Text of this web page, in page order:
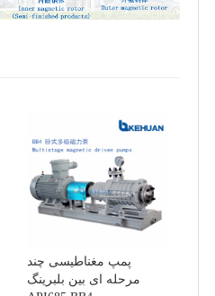
پمپ مغناطیسی چند
مرحله ای بین بلبرینگ